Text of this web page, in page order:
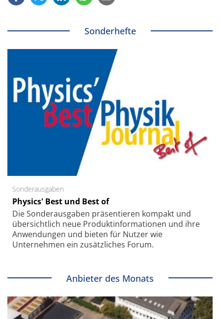
Sonderhefte
Sonderausgaben
Physics' Best und Best of
Die Sonder­ausgaben präsentieren kompakt und
übersichtlich neue Produkt­informationen und ihre
Anwendungen und bieten für Nutzer wie
Unternehmen ein zusätzliches Forum.
Anbieter des Monats